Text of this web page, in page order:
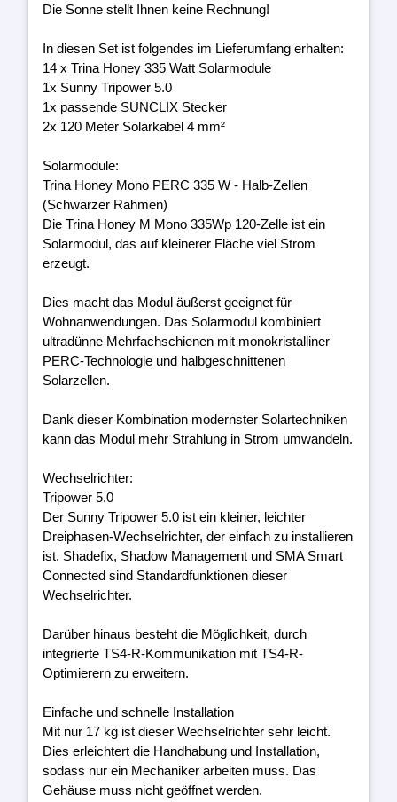
Die Sonne stellt Ihnen keine Rechnung!
In diesen Set ist folgendes im Lieferumfang erhalten:
14 x Trina Honey 335 Watt Solarmodule
1x Sunny Tripower 5.0
1x passende SUNCLIX Stecker
2x 120 Meter Solarkabel 4 mm²
Solarmodule:
Trina Honey Mono PERC 335 W - Halb-Zellen
(Schwarzer Rahmen)
Die Trina Honey M Mono 335Wp 120-Zelle ist ein
Solarmodul, das auf kleinerer Fläche viel Strom
erzeugt.
Dies macht das Modul äußerst geeignet für
Wohnanwendungen. Das Solarmodul kombiniert
ultradünne Mehrfachschienen mit monokristalliner
PERC-Technologie und halbgeschnittenen
Solarzellen.
Dank dieser Kombination modernster Solartechniken
kann das Modul mehr Strahlung in Strom umwandeln.
Wechselrichter:
Tripower 5.0
Der Sunny Tripower 5.0 ist ein kleiner, leichter
Dreiphasen-Wechselrichter, der einfach zu installieren
ist. Shadefix, Shadow Management und SMA Smart
Connected sind Standardfunktionen dieser
Wechselrichter.
Darüber hinaus besteht die Möglichkeit, durch
integrierte TS4-R-Kommunikation mit TS4-R-
Optimierern zu erweitern.
Einfache und schnelle Installation
Mit nur 17 kg ist dieser Wechselrichter sehr leicht.
Dies erleichtert die Handhabung und Installation,
sodass nur ein Mechaniker arbeiten muss. Das
Gehäuse muss nicht geöffnet werden.